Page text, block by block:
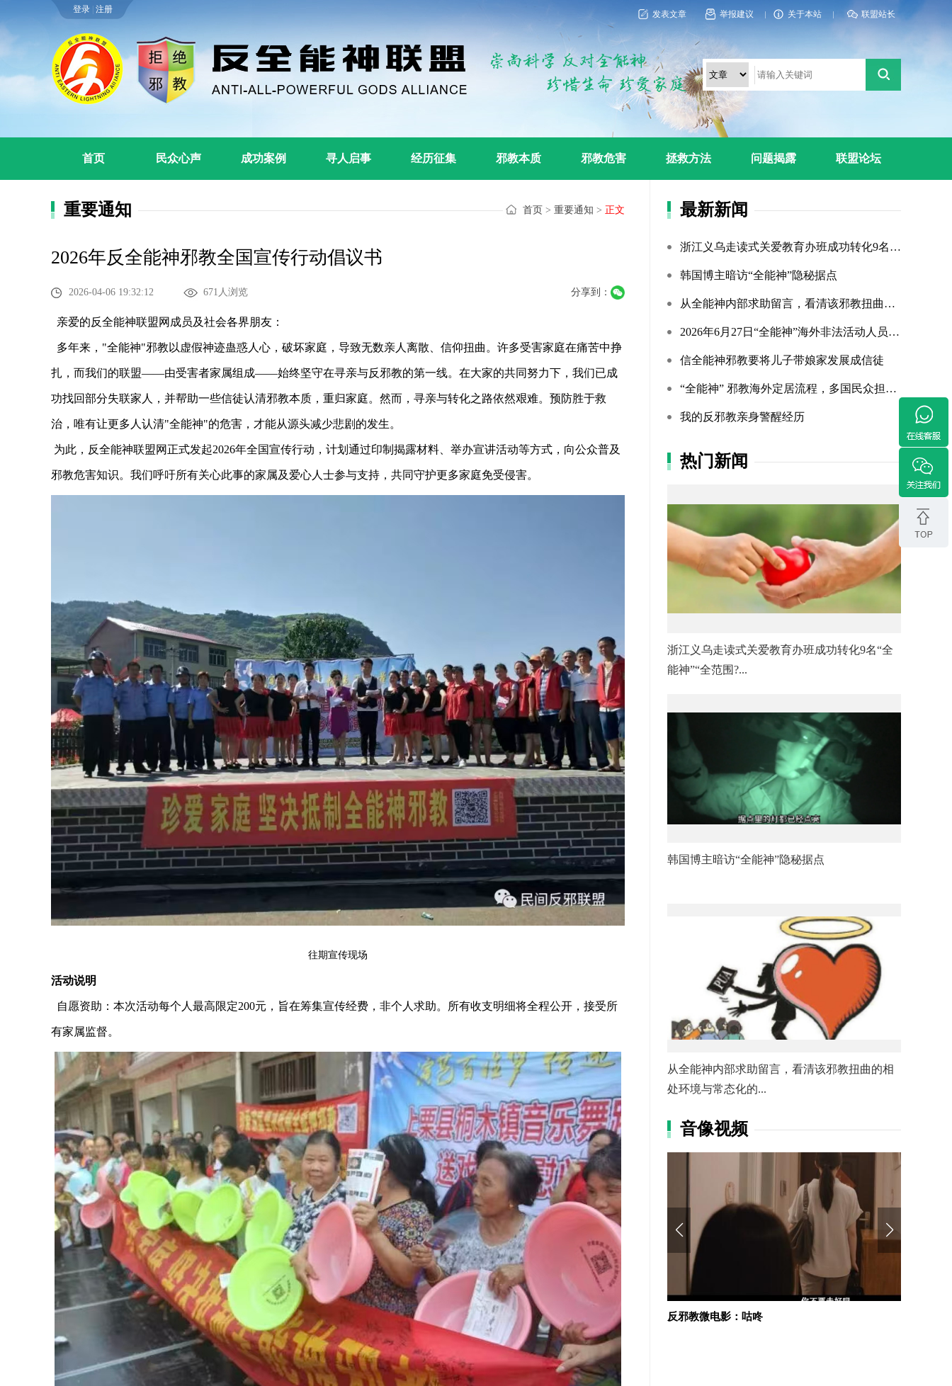
登录| 注册 发表文章 举报建议 关于本站 联盟站长
首页 民众心声 成功案例 寻人启事 经历征集 邪教本质 邪教危害 拯救方法 问题揭露 联盟论坛
首页 > 重要通知 > 正文
重要通知
2026年反全能神邪教全国宣传行动倡议书
2026-04-06 19:32:12 671人浏览 分享到：
亲爱的反全能神联盟网成员及社会各界朋友：
多年来，"全能神"邪教以虚假神迹蛊惑人心，破坏家庭，导致无数亲人离散、信仰扭曲。许多受害家庭在痛苦中挣
扎，而我们的联盟——由受害者家属组成——始终坚守在寻亲与反邪教的第一线。在大家的共同努力下，我们已成
功找回部分失联家人，并帮助一些信徒认清邪教本质，重归家庭。然而，寻亲与转化之路依然艰难。预防胜于救
治，唯有让更多人认清"全能神"的危害，才能从源头减少悲剧的发生。
为此，反全能神联盟网正式发起2026年全国宣传行动，计划通过印制揭露材料、举办宣讲活动等方式，向公众普及
邪教危害知识。我们呼吁所有关心此事的家属及爱心人士参与支持，共同守护更多家庭免受侵害。
往期宣传现场
活动说明
自愿资助：本次活动每个人最高限定200元， 旨在筹集宣传经费，非个人求助。所有收支明细将全程公开，接受所
有家属监督。
最新新闻
浙江义乌走读式关爱教育办班成功转化9名“全能神”“全范围?...
韩国博主暗访“全能神”隐秘据点
从全能神内部求助留言，看清该邪教扭曲的相处环境与常态化的...
2026年6月27日“全能神”海外非法活动人员照片曝光（连载109...
信全能神邪教要将儿子带娘家发展成信徒
“全能神” 邪教海外定居流程，多国民众担忧难民法遭滥用
我的反邪教亲身警醒经历
热门新闻
浙江义乌走读式关爱教育办班成功转化9名“全
能神”“全范围?...
韩国博主暗访“全能神”隐秘据点
从全能神内部求助留言，看清该邪教扭曲的相
处环境与常态化的...
音像视频
教老人用圣经揭露“全能神”（1） 《识破全能神》最经典的全能神大揭露（视频） 反邪教微电影：咕咚 一个“全能神”人员的转变（视频）